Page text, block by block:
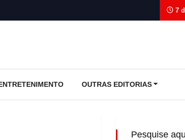
7
OUTRAS EDITORIAS
Pesquise